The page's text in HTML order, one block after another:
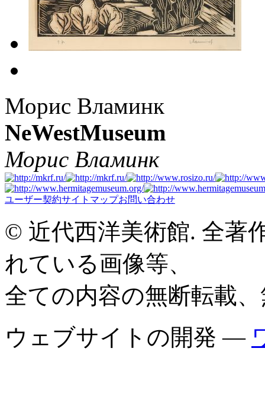
Морис Вламинк
NeWestMuseum
Морис Вламинк
ユーザー契約サイトマップお問い合わせ
© 近代西洋美術館. 全著
れている画像等、
全ての内容の無断転載
ウェブサイトの開発 —